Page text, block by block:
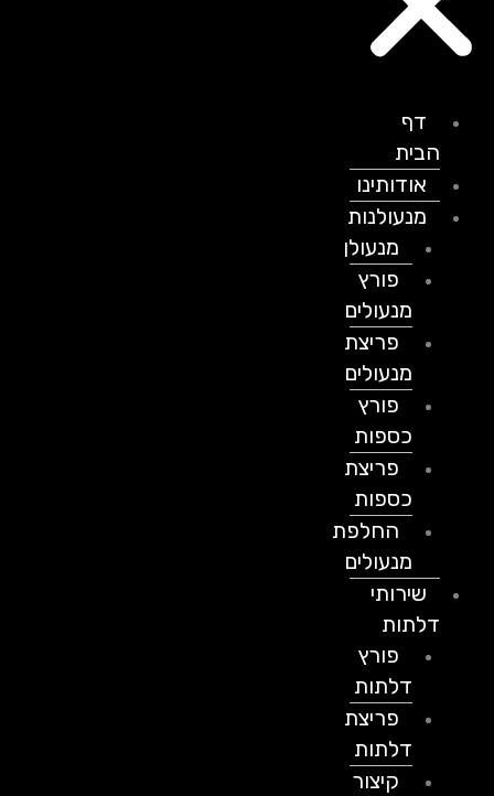
דף
הבית
אודותינו
מנעולנות
מנעולן
פורץ
מנעולים
פריצת
מנעולים
פורץ
כספות
פריצת
כספות
החלפת
מנעולים
שירותי
דלתות
פורץ
דלתות
פריצת
דלתות
קיצור